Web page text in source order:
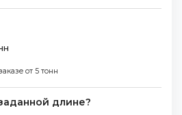
от 5 тонн
длине?